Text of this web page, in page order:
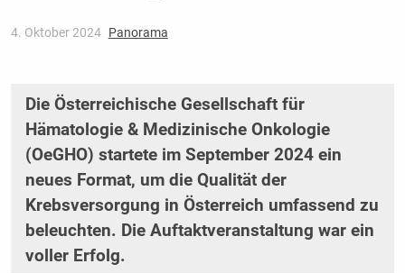
4. Oktober 2024 Panorama
Die Österreichische Gesellschaft für
Hämatologie & Medizinische Onkologie
(OeGHO) startete im September 2024 ein
neues Format, um die Qualität der
Krebsversorgung in Österreich umfassend zu
beleuchten. Die Auftaktveranstaltung war ein
voller Erfolg.